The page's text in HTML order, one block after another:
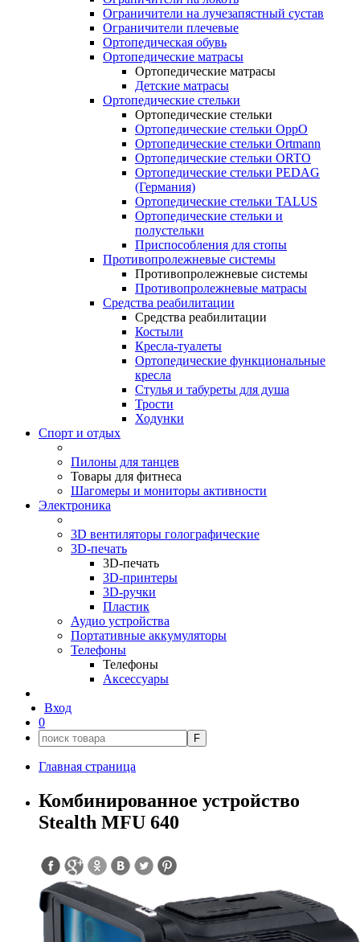
Ограничители на лучезапястный сустав
Ограничители плечевые
Ортопедическая обувь
Ортопедические матрасы
Ортопедические матрасы
Детские матрасы
Ортопедические стельки
Ортопедические стельки
Ортопедические стельки OppO
Ортопедические стельки Ortmann
Ортопедические стельки ORTO
Ортопедические стельки PEDAG
(Германия)
Ортопедические стельки TALUS
Ортопедические стельки и
полустельки
Приспособления для стопы
Противопролежневые системы
Противопролежневые системы
Противопролежневые матрасы
Средства реабилитации
Средства реабилитации
Костыли
Кресла-туалеты
Ортопедические функциональные
кресла
Стулья и табуреты для душа
Трости
Ходунки
Спорт и отдых
Пилоны для танцев
Товары для фитнеса
Шагомеры и мониторы активности
Электроника
3D вентиляторы голографические
3D-печать
3D-печать
3D-принтеры
3D-ручки
Пластик
Аудио устройства
Портативные аккумуляторы
Телефоны
Телефоны
Аксессуары
Вход
0
F
Главная страница
Комбинированное устройство
Stealth MFU 640